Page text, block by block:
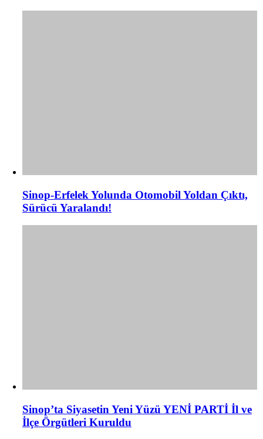
Sinop-Erfelek Yolunda Otomobil Yoldan Çıktı,
Sürücü Yaralandı!
Sinop’ta Siyasetin Yeni Yüzü YENİ PARTİ İl ve
İlçe Örgütleri Kuruldu